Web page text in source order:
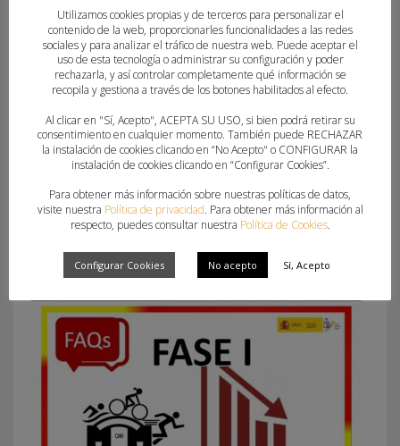
C.E.E., Balonmano Mislata y Levante UD BM.
Marni.
Juvenil femenino: Mare Nostrum Torrevieja,
Balonmano Elche y Handbol Onda.
What you can read next
Utilizamos cookies propias y de terceros para personalizar el
contenido de la web, proporcionarles funcionalidades a las redes
sociales y para analizar el tráfico de nuestra web. Puede aceptar el
uso de esta tecnología o administrar su configuración y poder
rechazarla, y así controlar completamente qué información se
recopila y gestiona a través de los botones habilitados al efecto.
Al clicar en "Sí, Acepto", ACEPTA SU USO, si bien podrá retirar su
consentimiento en cualquier momento. También puede RECHAZAR
la instalación de cookies clicando en “No Acepto" o CONFIGURAR la
instalación de cookies clicando en “Configurar Cookies”.
Para obtener más información sobre nuestras políticas de datos,
visite nuestra Política de privacidad. Para obtener más información al
respecto, puedes consultar nuestra Política de Cookies.
Configurar Cookies No acepto Sí, Acepto